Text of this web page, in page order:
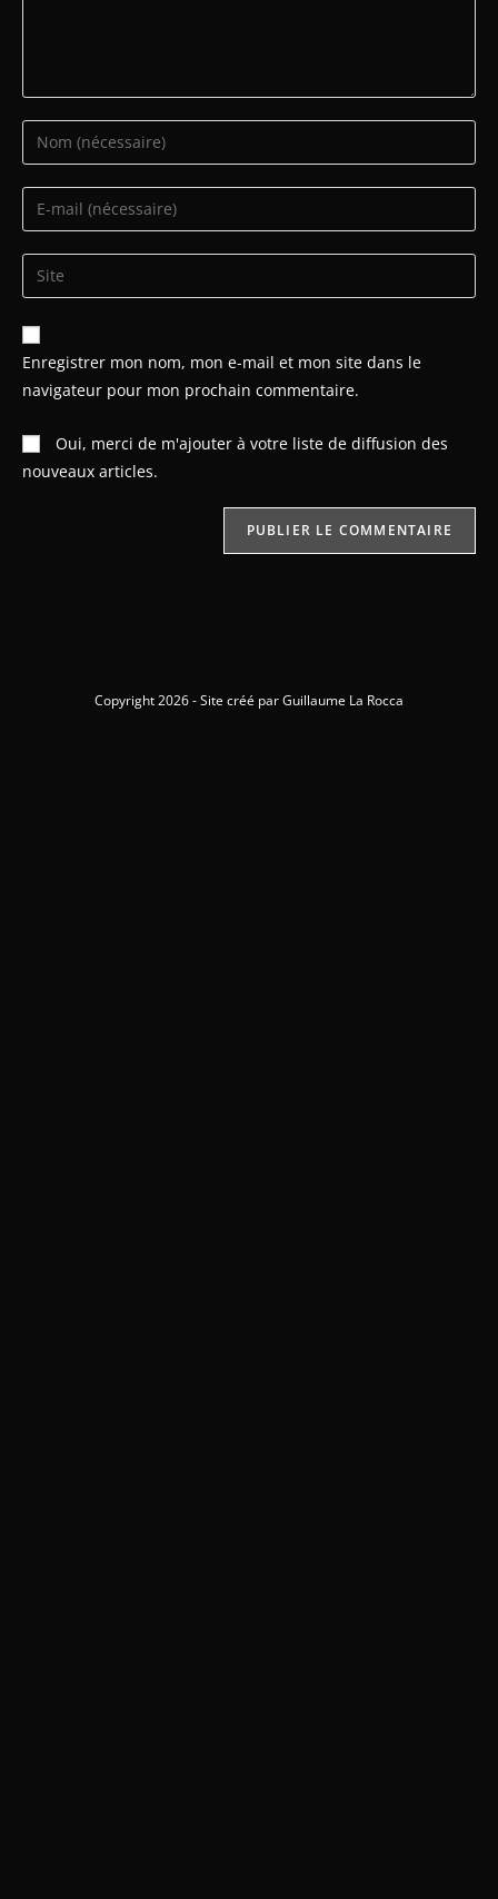
Enregistrer mon nom, mon e-mail et mon site dans le
navigateur pour mon prochain commentaire.
Oui, merci de m'ajouter à votre liste de diffusion des
nouveaux articles.
Copyright 2026 - Site créé par Guillaume La Rocca